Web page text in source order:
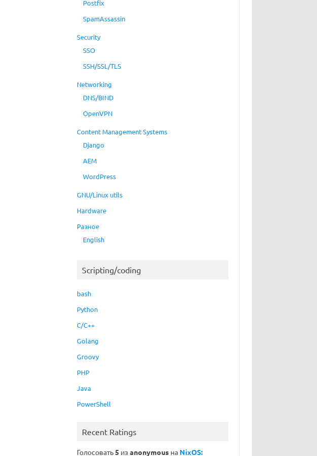
Postfix
SpamAssassin
Security
SSO
SSH/SSL/TLS
Networking
DNS/BIND
OpenVPN
Content Management Systems
Django
AEM
WordPress
GNU/Linux utils
Hardware
Разное
English
Scripting/coding
bash
Python
C/C++
Golang
Groovy
PHP
Java
PowerShell
Recent Ratings
Голосовать5 изanonymous на NixOS: